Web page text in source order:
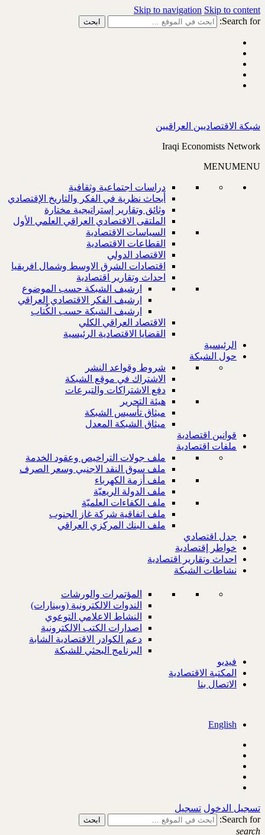
Skip to navigation Skip to content
Search for:
شبكة الاقتصاديين العراقيين
Iraqi Economists Network
MENUMENU
دراسات اجتماعية وثقافية
أبحاث نظرية في الفكر والتاريخ الإقتصادي
وثائق وتقارير إستراتيجية مختارة
الملتقى الاقتصادي العراقي العلمي الأول
السياسات الاقتصادية
القطاعات الاقتصادية
الاقتصاد الدولي
اقتصادات الشرق الاوسط وشمال افريقيا
احداث وتقارير اقتصادية
ارشيف الشبكة حسب الموضوع
ارشيف الفكر الاقتصادي العراقي
ارشيف الشبكة حسب الكُتاب
الاقتصاد العراقي الكلي
القضايا الاقتصادية الرئيسية
الرئيسية
حول الشبكة
شروط وقواعد النشر
الاشتراك في موقع الشبكة
دفع الاشتراكات والتبرعات
هيئة التحرير
ميثاق تأسيس الشبكة
ميثاق الشبكة المعدل
قوانين اقتصادية
ملفات اقتصادية
ملف جولات التراخيص وعقود الخدمة
ملف سوق النقد الاجنبي وسعر الصرف
ملف أزمة الكهرباء
ملف الدولة الريعيّة
ملف الكفاءات العلميّة
ملف اتفاقية شركة غاز الجنوب
ملف البنك المركزي العراقي
جدل اقتصادي
خواطر إقتصادية
احداث وتقارير اقتصادية
نشاطات الشبكة
المؤتمرات والورشات
الندوات الالكترونية (وبينارات)
النشاط الاعلامي التوعوي
اصدارات الكتب الالكترونية
دعم الكوادر الاقتصادية الشابة
البرنامج البحثي للشبكة
فيديو
المكتبة الاقتصادية
الاتصال بنا
English
تسجيل الدخول تسجيل
Search for:
search